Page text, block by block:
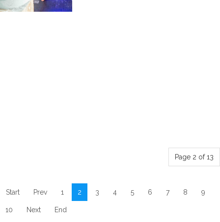
Page 2 of 13
Start Prev 1 2 3 4 5 6 7 8 9
10 Next End